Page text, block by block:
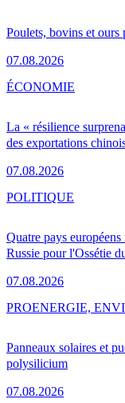
Poulets, bovins et ours
07.08.2026
La « résilience
des exportations
07.08.2026
ÉCONOMIE
Quatre pays
Russie pour l'Ossétie
07.08.2026
POLITIQUE
Panneaux solaires et
polysilicium
07.08.2026
PROENERGIE,